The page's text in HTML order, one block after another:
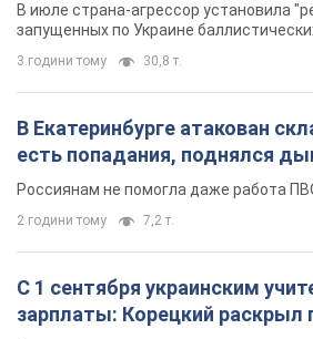
В июле страна-агрессор установила
запущенных по Украине
3 години тому 30,8 т.
В Екатеринбурге атакован
есть попадания, поднялся
Россиянам не помогла даже работа
2 години тому 7,2 т.
С 1 сентября украинским
зарплаты: Корецкий раскрыл